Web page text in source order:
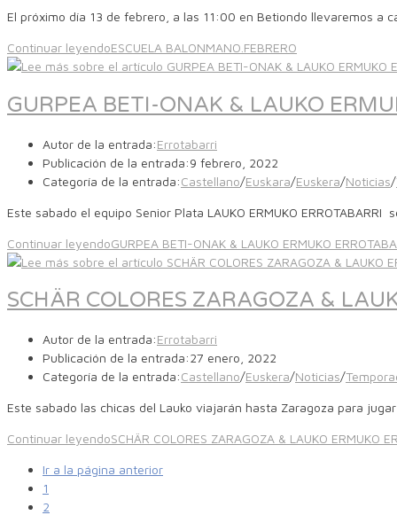
El próximo día 13 de febrero, a las 11:00 en Betiondo llevaremos a
Continuar leyendoESCUELA BALONMANO.FEBRERO
GURPEA BETI-ONAK & LAUKO
Autor de la entrada:Errotabarri
Publicación de la entrada:9 febrero, 2022
Categoría de la entrada:Castellano/Euskara/Euskera/Noticias/
Este sabado el equipo Senior Plata LAUKO ERMUKO
Continuar leyendoGURPEA BETI-ONAK & LAUKO ERMUKO
SCHÄR COLORES ZARAGOZA &
Autor de la entrada:Errotabarri
Publicación de la entrada:27 enero, 2022
Categoría de la entrada:Castellano/Euskera/Noticias/
Este sabado las chicas del Lauko viajarán hasta Zaragoza para
Continuar leyendoSCHÄR COLORES ZARAGOZA & LAUKO ERMUKO
Ir a la página anterior
1
2